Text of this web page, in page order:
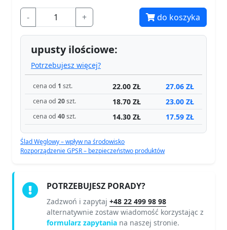
- + do koszyka
upusty ilościowe:
Potrzebujesz więcej?
cena od 1 szt. 22.00 ZŁ 27.06 ZŁ
cena od 20szt. 18.70 ZŁ 23.00 ZŁ
cena od 40szt. 14.30 ZŁ 17.59 ZŁ
Ślad Węglowy – wpływ na środowisko
Rozporządzenie GPSR – bezpieczeństwo produktów
POTRZEBUJESZ PORADY?
Zadzwoń i zapytaj +48 22 499 98 98
alternatywnie zostaw wiadomość korzystając z
formularz zapytania na naszej stronie.